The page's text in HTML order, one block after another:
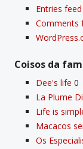
Entries feed
Comments
Coisos da
Dee's life 0
La Plume
Life is
Macacos
Os